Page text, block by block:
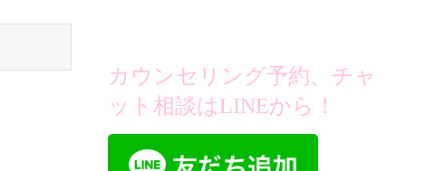
カウンセリング予約、チャ
ット相談はLINEから！